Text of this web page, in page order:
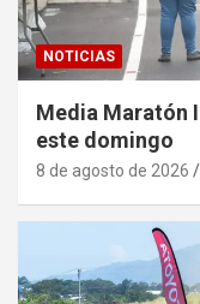
NOTICIAS
Media Maratón
este domingo
8 de agosto de 2026